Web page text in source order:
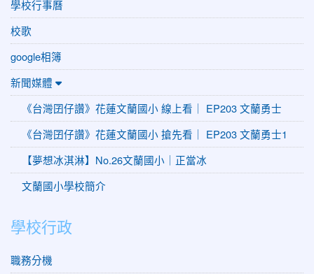
學校行事曆
校歌
google相簿
新聞媒體
《台灣囝仔讚》花蓮文蘭國小 線上看｜ EP203 文蘭勇士
《台灣囝仔讚》花蓮文蘭國小 搶先看｜ EP203 文蘭勇士1
【夢想冰淇淋】No.26文蘭國小｜正當冰
文蘭國小學校簡介
學校行政
職務分機